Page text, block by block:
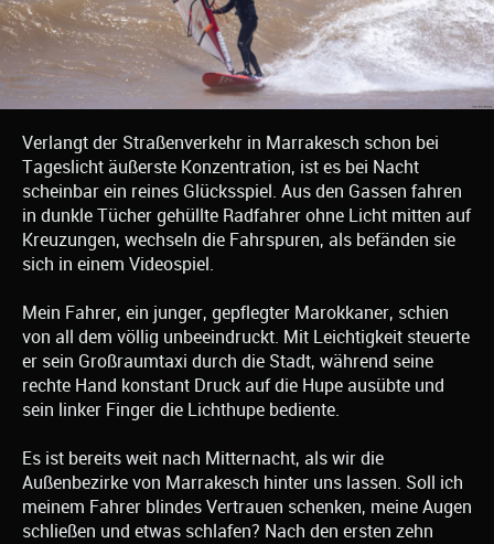
Verlangt der Straßenverkehr in Marrakesch schon bei
Tageslicht äußerste Konzentration, ist es bei Nacht
scheinbar ein reines Glücksspiel. Aus den Gassen fahren
in dunkle Tücher gehüllte Radfahrer ohne Licht mitten auf
Kreuzungen, wechseln die Fahrspuren, als befänden sie
sich in einem Videospiel.
Mein Fahrer, ein junger, gepflegter Marokkaner, schien
von all dem völlig unbeeindruckt. Mit Leichtigkeit steuerte
er sein Großraumtaxi durch die Stadt, während seine
rechte Hand konstant Druck auf die Hupe ausübte und
sein linker Finger die Lichthupe bediente.
Es ist bereits weit nach Mitternacht, als wir die
Außenbezirke von Marrakesch hinter uns lassen. Soll ich
meinem Fahrer blindes Vertrauen schenken, meine Augen
schließen und etwas schlafen? Nach den ersten zehn